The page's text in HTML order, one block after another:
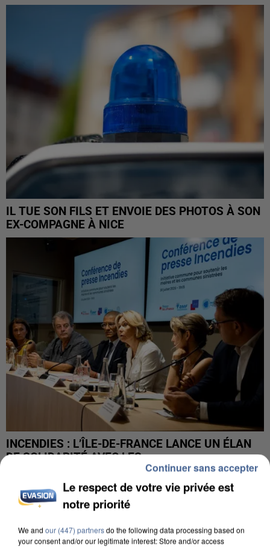
IL TUE SON FILS ET ENVOIE DES PHOTOS À SON
EX-COMPAGNE À NICE
INCENDIES : L’ÎLE-DE-FRANCE LANCE UN ÉLAN
DE SOLIDARITÉ AVEC LES...
Le respect de votre vie privée est
notre priorité
We and our (447) partnersdo the following data processing based on
your consent and/or our legitimate interest: Store and/or access
Continuer sans accepter